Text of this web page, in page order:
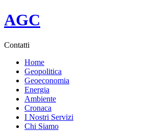
AGCLa redazione di AGC si trova
Contatti
Home
Geopolitica
Geoeconomia
Energia
Ambiente
Cronaca
I Nostri Servizi
Chi Siamo